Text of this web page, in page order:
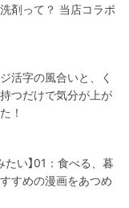
剤って？ 当店コラボ
活字の風合いと、く
つだけで気分が上が
！
たい】01：食べる、暮
すめの漫画をあつめ